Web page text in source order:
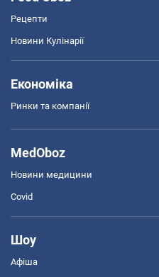
Рецепти
Новини Кулінарії
Економіка
Ринки та компанії
MedOboz
Новини медицини
Covid
Шоу
Афіша